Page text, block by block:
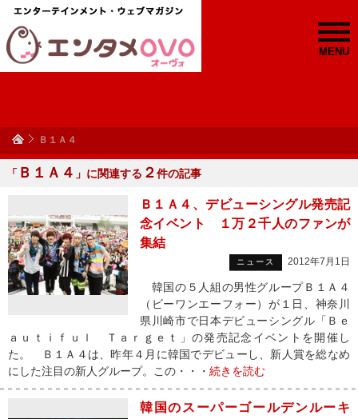
MENU
Ｂ１Ａ４
「 Ｂ１Ａ４ 」に関連する ２件の記事
Ｂ１Ａ４、デビューシングル発売記
念イベント １万２千人のファンが
集結
ニュース 2012年7月1日
韓国の５人組の男性グループＢ１Ａ４
（ビーワンエーフォー）が１日、神奈川
県川崎市で日本デビューシングル「Ｂｅ
ａｕｔｉｆｕｌ Ｔａｒｇｅｔ」の発売記念イベントを開催し
た。 Ｂ１Ａ４は、昨年４月に韓国でデビューし、新人賞を総なめ
にした注目の新人グループ。この・・・ 続きを読む
韓国のスーパーゴールデンルーキ